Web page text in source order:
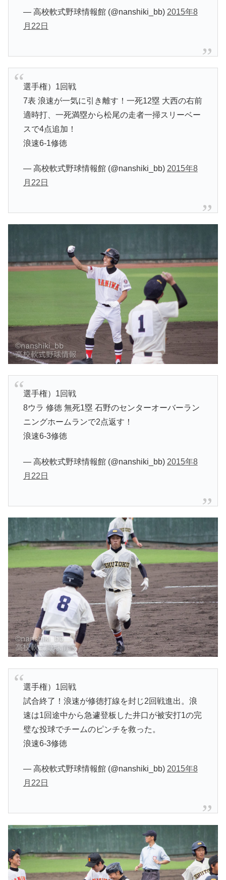
— 高校軟式野球情報館 (@nanshiki_bb) 2015年8
月22日
選手権）1回戦
7表 浪速が一気に引き離す！一死12塁 大西の右前
適時打、一死満塁から松尾の走者一掃スリーベー
スで4点追加！
浪速6-1修徳
— 高校軟式野球情報館 (@nanshiki_bb) 2015年8
月22日
選手権）1回戦
8ウラ 修徳 無死1塁 石野のセンターオーバーラン
ニングホームランで2点返す！
浪速6-3修徳
— 高校軟式野球情報館 (@nanshiki_bb) 2015年8
月22日
選手権）1回戦
試合終了！浪速が修徳打線を封じ2回戦進出。浪
速は1回途中から急遽登板した井口が被安打1の完
璧な投球でチームのピンチを救った。
浪速6-3修徳
— 高校軟式野球情報館 (@nanshiki_bb) 2015年8
月22日